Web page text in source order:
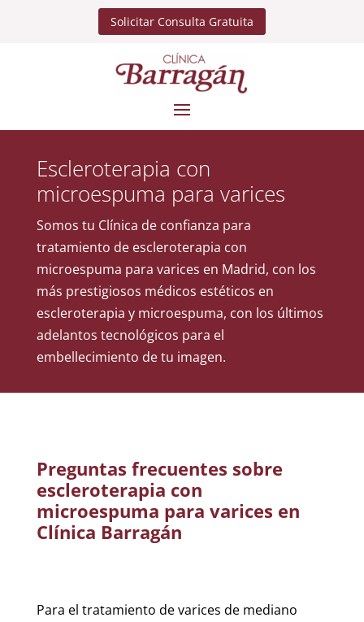
Solicitar Consulta Gratuita
Escleroterapia con
microespuma para varices
Somos tu Clínica de confianza para
tratamiento de escleroterapia con
microespuma para varices en Madrid, con los
más prestigiosos médicos estéticos en
escleroterapia y microespuma, con los últimos
adelantos tecnológicos para el
embellecimiento de tu imagen.
Preguntas frecuentes sobre
escleroterapia con
microespuma para varices en
Clínica Barragán
Para el tratamiento de varices de mediano